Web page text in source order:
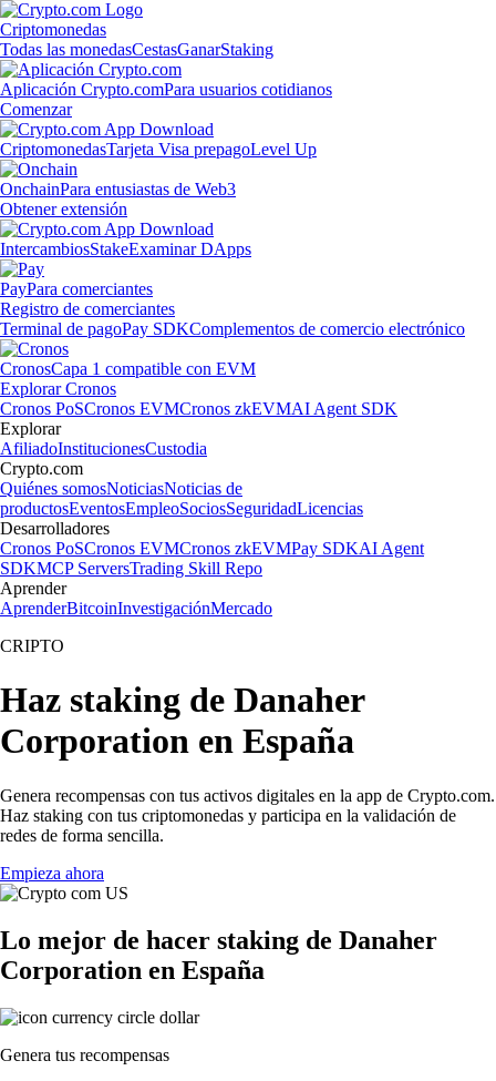
Criptomonedas
Todas las monedasCestasGanarStaking
Aplicación Crypto.comPara usuarios cotidianos
Comenzar
CriptomonedasTarjeta Visa prepagoLevel Up
OnchainPara entusiastas de Web3
Obtener extensión
IntercambiosStakeExaminar DApps
PayPara comerciantes
Registro de comerciantes
Terminal de pagoPay SDKComplementos de comercio electrónico
CronosCapa 1 compatible con EVM
Explorar Cronos
Cronos PoSCronos EVMCronos zkEVMAI Agent SDK
Explorar
AfiliadoInstitucionesCustodia
Crypto.com
Quiénes somosNoticiasNoticias de
productosEventosEmpleoSociosSeguridadLicencias
Desarrolladores
Cronos PoSCronos EVMCronos zkEVMPay SDKAI Agent
SDKMCP ServersTrading Skill Repo
Aprender
AprenderBitcoinInvestigaciónMercado
CRIPTO
Haz staking de Danaher
Corporation en España
Genera recompensas con tus activos digitales en la app de Crypto.com.
Haz staking con tus criptomonedas y participa en la validación de
redes de forma sencilla.
Empieza ahora
Lo mejor de hacer staking de Danaher
Corporation en España
Genera tus recompensas